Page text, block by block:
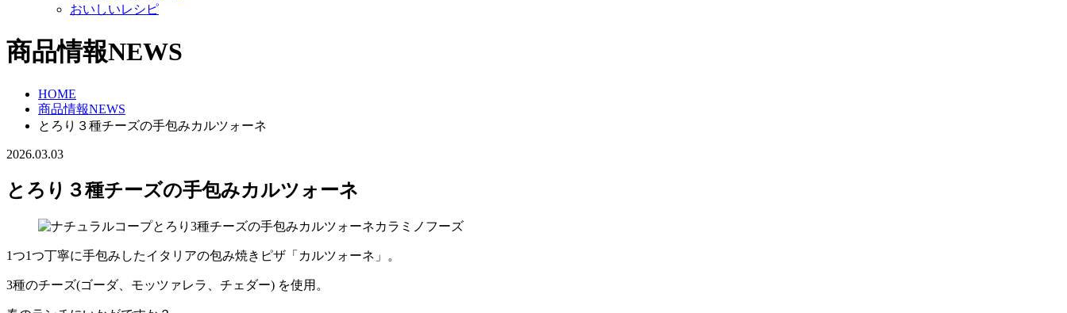
おいしいレシピ
商品情報NEWS
HOME
商品情報NEWS
とろり３種チーズの手包みカルツォーネ
2026.03.03
とろり３種チーズの手包みカルツォーネ
1つ1つ丁寧に手包みしたイタリアの包み焼きピザ「カルツォーネ」。
3種のチーズ(ゴーダ、モッツァレラ、チェダー) を使用。